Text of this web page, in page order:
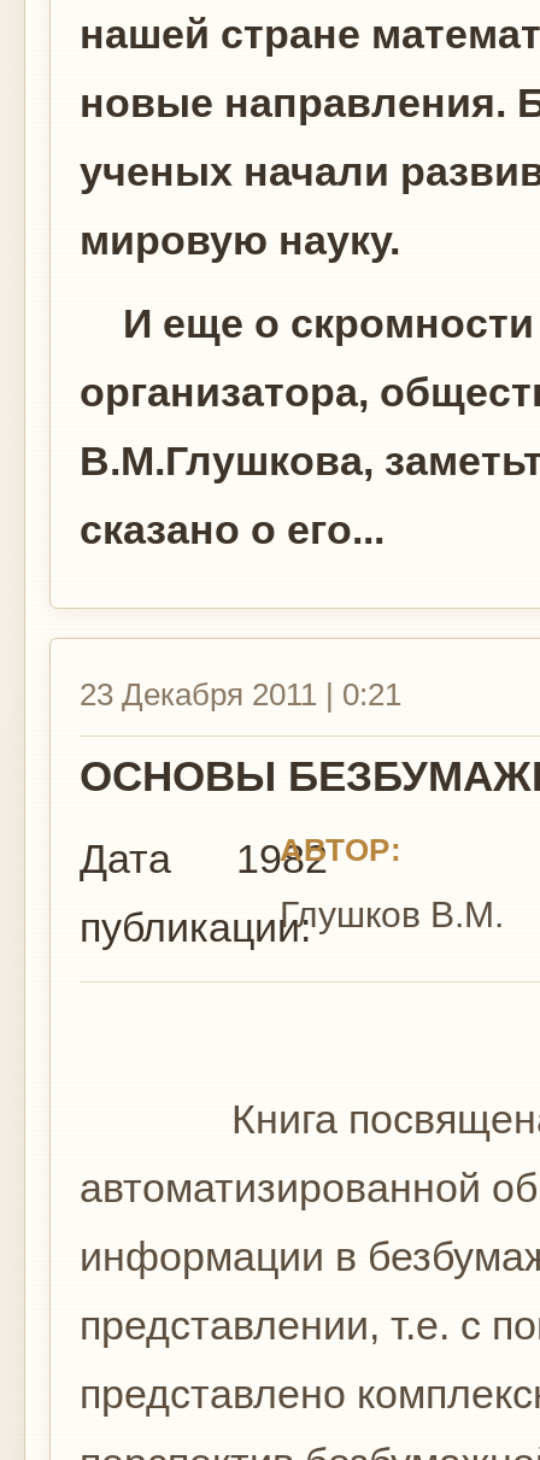
нашей стране
новые направления.
ученых начали
мировую науку.
И еще о скромности
организатора,
В.М.Глушкова,
сказано о его...
23 Декабря 2011 | 0:21
ОСНОВЫ
АВТОР:
Глушков В.М.
Дата
публикации:
1982
Книга посвящена
автоматизированной
информации в
представлении, т.е. с
представлено